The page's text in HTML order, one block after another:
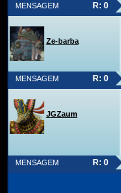
MENSAGEM R: 0
Ze-barba
MENSAGEM R: 0
JGZaum
MENSAGEM R: 0